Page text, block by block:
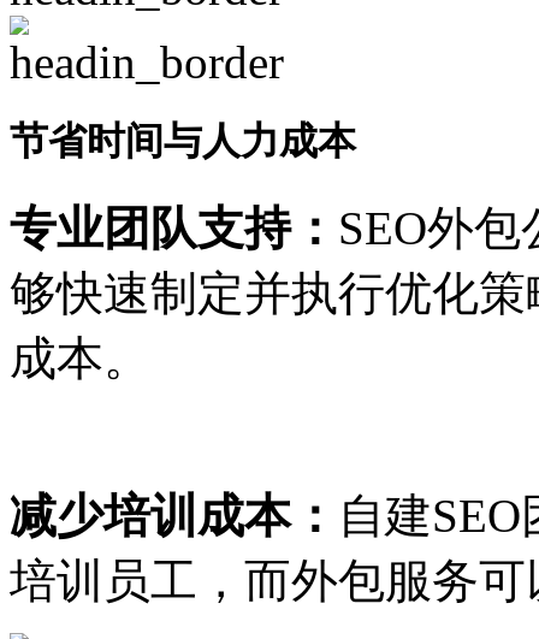
节省时间与人力成本
专业团队支持： SEO外
够快速制定并执行优化
成本。
减少培训成本： 自建
培训员工，而外包服务